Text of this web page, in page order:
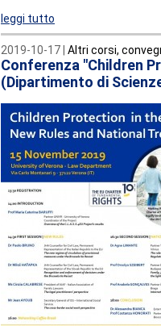
leggi tutto
2019-10-17 | Altri corsi,
Conferenza "Children
(Dipartimento di